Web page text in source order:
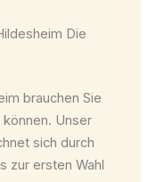
Die
brauchen Sie
Unser
sich durch
zur ersten Wahl